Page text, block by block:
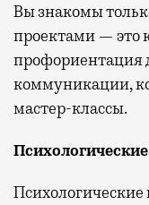
Вы знакомы
проектами — это
профориентация
коммуникации,
мастер-классы.
Психологические